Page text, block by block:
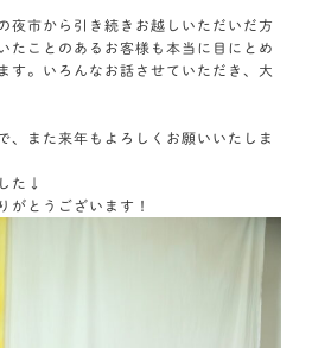
夜市から引き続きお越しいただいだ方
たことのあるお客様も本当に目にとめ
す。いろんなお話させていただき、大
、また来年もよろしくお願いいたしま
た↓
がとうございます！